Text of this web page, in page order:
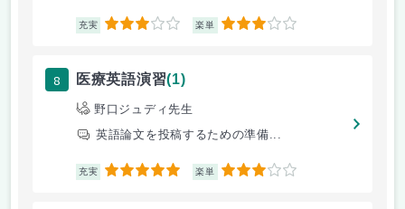
充実 3 楽単 3
8 医療英語演習(1)
野口ジュディ先生
英語論文を投稿するための準備...
充実 5 楽単 3